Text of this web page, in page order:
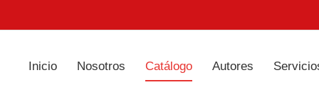
Inicio Nosotros Catálogo Autores